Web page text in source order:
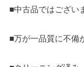
■中古品ではござい
■万が一品質に不備